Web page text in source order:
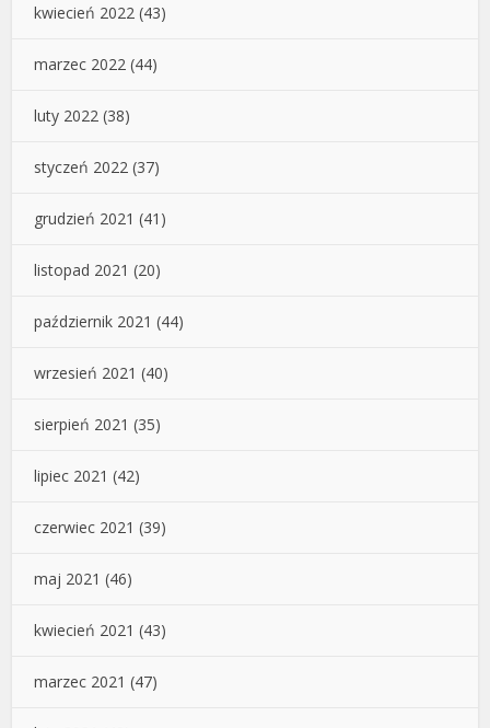
kwiecień 2022 (43)
marzec 2022 (44)
luty 2022 (38)
styczeń 2022 (37)
grudzień 2021 (41)
listopad 2021 (20)
październik 2021 (44)
wrzesień 2021 (40)
sierpień 2021 (35)
lipiec 2021 (42)
czerwiec 2021 (39)
maj 2021 (46)
kwiecień 2021 (43)
marzec 2021 (47)